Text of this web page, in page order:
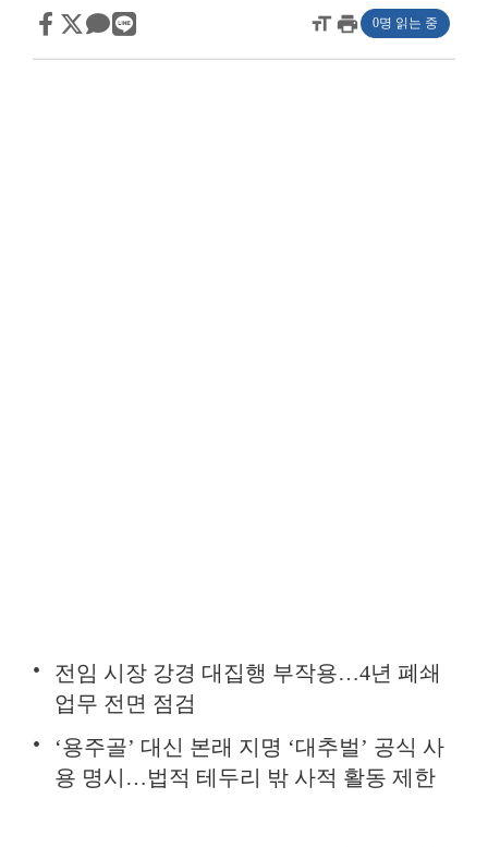
format_sizeprint 0명 읽는 중
전임 시장 강경 대집행 부작용…4년 폐쇄
업무 전면 점검
‘용주골’ 대신 본래 지명 ‘대추벌’ 공식 사
용 명시…법적 테두리 밖 사적 활동 제한